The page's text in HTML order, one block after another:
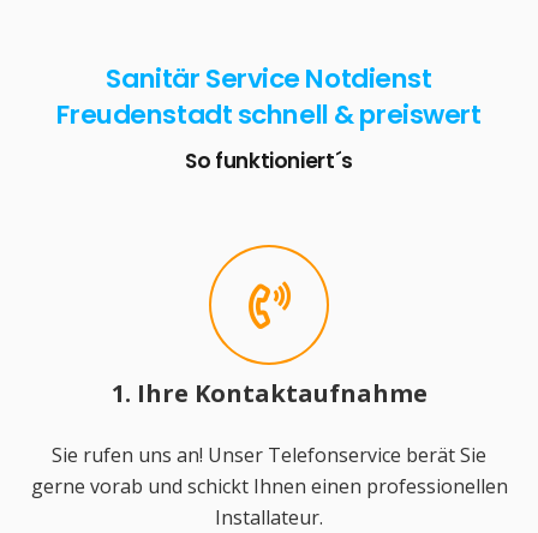
Sanitär Service Notdienst
Freudenstadt schnell & preiswert
So funktioniert´s
1. Ihre Kontaktaufnahme
Sie rufen uns an! Unser Telefonservice berät Sie
gerne vorab und schickt Ihnen einen professionellen
Installateur.